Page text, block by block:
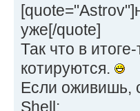
уже[/quote]
Так что в
котируются.
Если оживишь,
Shell: